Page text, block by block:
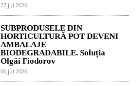
27 jul 2026
SUBPRODUSELE DIN
HORTICULTURĂ POT DEVENI
AMBALAJE
BIODEGRADABILE. Soluția
Olgăi Fiodorov
06 jul 2026